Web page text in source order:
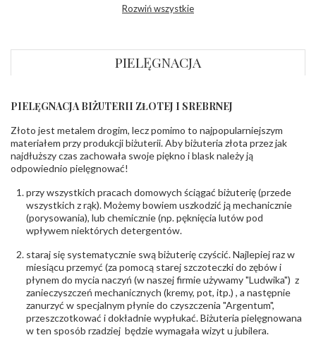
Kamień:
Diament
Liczba
Liczba
diamentów
(łącznie)
Masa
diamentów
(łącznie):
0.12 ct
Barwa:
Czystość: VS
POZOSTAŁE KAMIENIE
Rodzaje
Liczba kamieni
Rubin - 2 szt.
Szlif kamieni
Fasetowy owalny
Masa kamieni
(łącznie):
ok. 1.08 ct.
INNE PARAMETRY
Rozwiń wszystkie
PIELĘGNACJA
PIELĘGNACJA BIŻUTERII ZŁOTEJ I SREBRNEJ
Złoto jest metalem drogim, lecz pomimo to najpopularniejszym
materiałem przy produkcji biżuterii. Aby biżuteria złota przez jak
najdłuższy czas zachowała swoje piękno i blask należy ją
odpowiednio pielęgnować!
przy wszystkich pracach domowych ściągać biżuterię (przede
wszystkich z rąk). Możemy bowiem uszkodzić ją mechanicznie
(porysowania), lub chemicznie (np. pęknięcia lutów pod
wpływem niektórych detergentów.
staraj się systematycznie swą biżuterię czyścić. Najlepiej raz w
miesiącu przemyć (za pomocą starej szczoteczki do zębów i
płynem do mycia naczyń (w naszej firmie używamy "Ludwika") z
zanieczyszczeń mechanicznych (kremy, pot, itp.) , a następnie
zanurzyć w specjalnym płynie do czyszczenia "Argentum",
przeszczotkować i dokładnie wypłukać. Biżuteria pielęgnowana
w ten sposób rzadziej będzie wymagała wizyt u jubilera.